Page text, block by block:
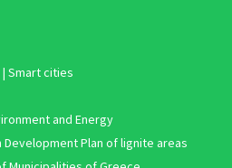
Smart cities
and Energy
Development Plan of lignite areas